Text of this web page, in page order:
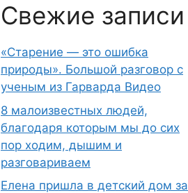
Свежие записи
«Старение — это ошибка
природы». Большой разговор с
ученым из Гарварда Видео
8 малоизвестных людей,
благодаря которым мы до сих
пор ходим, дышим и
разговариваем
Елена пришла в детский дом за